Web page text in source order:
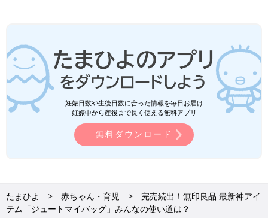
妊娠日数や生後日数に合った情報を毎日お届け
妊娠中から産後まで長く使える無料アプリ
無料ダウンロード
たまひよ 赤ちゃん・育児
完売続出！無印良品 最新神アイ
テム「ジュートマイバッグ」みんなの使い道は？